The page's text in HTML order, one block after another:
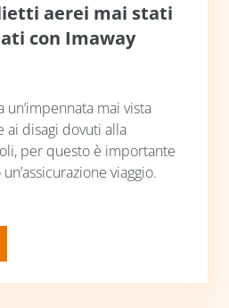
aerei mai stati
con Imaway
un’impennata mai vista
ai disagi dovuti alla
per questo è importante
viaggio.